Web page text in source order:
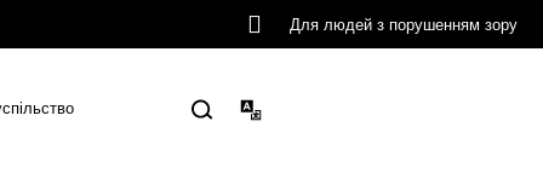
Для людей з порушенням зору